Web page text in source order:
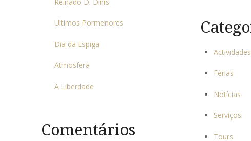
Ultimos Pormenores
Dia da Espiga
Atmosfera
A Liberdade
Comentários
Actividades
Férias
Notícias
Serviços
Tours